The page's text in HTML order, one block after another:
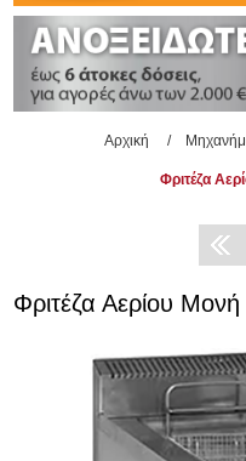
Αρχική /
Φριτέζα
Φριτέζα Αερίου